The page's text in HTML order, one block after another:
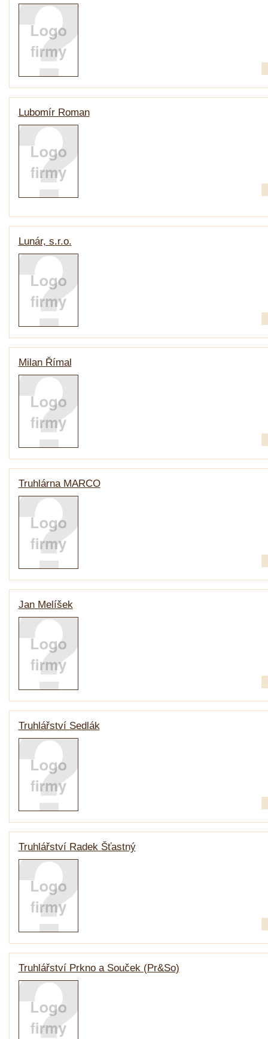
Lubomír Roman
Lunár, s.r.o.
Milan Římal
Truhlárna MARCO
Jan Melíšek
Truhlářství Sedlák
Truhlářství Radek Šťastný
Truhlářství Prkno a Souček (Pr&So)